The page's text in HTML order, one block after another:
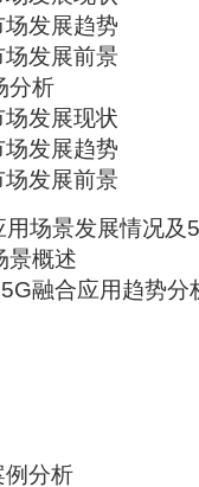
发展趋势
发展前景
分析
发展现状
发展趋势
发展前景
场景发展情况及
景概述
融合应用趋势分
例分析